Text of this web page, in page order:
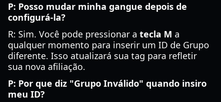
P: Posso mudar minha gangue depois de
configurá-la?
R: Sim. Você pode pressionar a tecla M a
qualquer momento para inserir um ID de Grupo
diferente. Isso atualizará sua tag para refletir
sua nova afiliação.
P: Por que diz "Grupo Inválido" quando insiro
meu ID?